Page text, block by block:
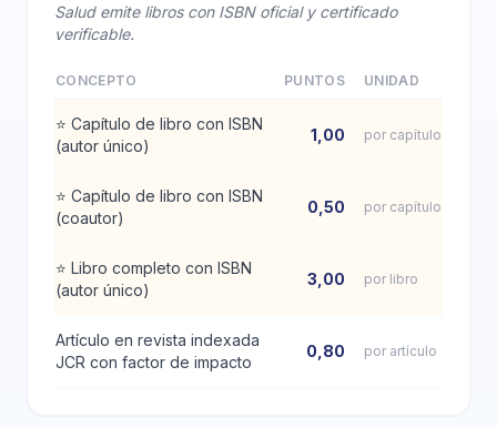
Salud emite libros con ISBN oficial y certificado
verificable.
CONCEPTO PUNTOS UNIDAD
⭐ Capítulo de libro con ISBN
(autor único)
1,00 por capítulo
⭐ Capítulo de libro con ISBN
(coautor)
0,50 por capítulo
⭐ Libro completo con ISBN
(autor único)
3,00 por libro
Artículo en revista indexada
JCR con factor de impacto
0,80 por artículo